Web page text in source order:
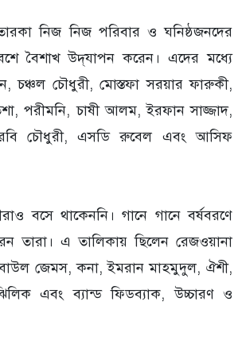
নিজ নিজ পরিবার ও ঘনিষ্ঠজনদের
বৈশাখ উদ্‌যাপন করেন। এদের মধ্যে
চঞ্চল চৌধুরী, মোস্তফা সরয়ার ফারুকী,
পরীমনি, চাষী আলম, ইরফান সাজ্জাদ,
চৌধুরী, এসডি রুবেল এবং আসিফ
বসে থাকেননি। গানে গানে বর্ষবরণে
তারা। এ তালিকায় ছিলেন রেজওয়ানা
জেমস, কনা, ইমরান মাহমুদুল, ঐশী,
এবং ব্যান্ড ফিডব্যাক, উচ্চারণ ও